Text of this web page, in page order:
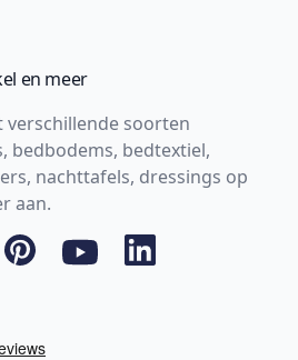
en meer
verschillende soorten
bedbodems, bedtextiel,
nachttafels, dressings op
aan.
PinterestYouTubeLinkedIn